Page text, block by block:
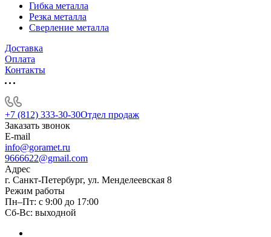
Гибка металла
Резка металла
Сверление металла
Доставка
Оплата
Контакты
+7 (812) 333-30-30Отдел продаж
Заказать звонок
E-mail
info@goramet.ru
9666622@gmail.com
Адрес
г. Санкт-Петербург, ул. Менделеевская 8
Режим работы
Пн–Пт: с 9:00 до 17:00
Сб-Вс: выходной